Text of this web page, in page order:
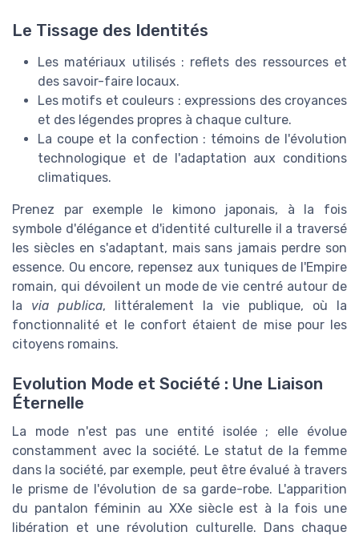
Le Tissage des Identités
Les matériaux utilisés : reflets des ressources et
des savoir-faire locaux.
Les motifs et couleurs : expressions des croyances
et des légendes propres à chaque culture.
La coupe et la confection : témoins de l'évolution
technologique et de l'adaptation aux conditions
climatiques.
Prenez par exemple le kimono japonais, à la fois
symbole d'élégance et d'identité culturelle il a traversé
les siècles en s'adaptant, mais sans jamais perdre son
essence. Ou encore, repensez aux tuniques de l'Empire
romain, qui dévoilent un mode de vie centré autour de
la via publica, littéralement la vie publique, où la
fonctionnalité et le confort étaient de mise pour les
citoyens romains.
Evolution Mode et Société : Une Liaison
Éternelle
La mode n'est pas une entité isolée ; elle évolue
constamment avec la société. Le statut de la femme
dans la société, par exemple, peut être évalué à travers
le prisme de l'évolution de sa garde-robe. L'apparition
du pantalon féminin au XXe siècle est à la fois une
libération et une révolution culturelle. Dans chaque